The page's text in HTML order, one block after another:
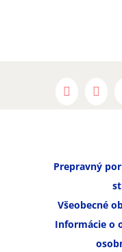
Facebook
X
Prepravný
Všeobecné
Informácie o